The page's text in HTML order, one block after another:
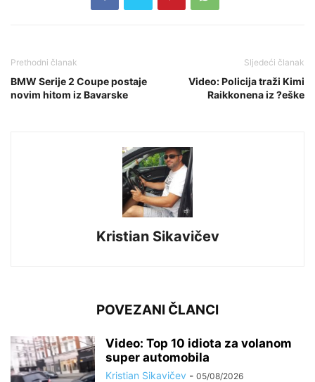
Prethodni članak
BMW Serije 2 Coupe postaje
novim hitom iz Bavarske
Sljedeći članak
Video: Policija traži Kimi
Raikkonena iz ?eške
Kristian Sikavičev
POVEZANI ČLANCI
Video: Top 10 idiota za volanom
super automobila
Kristian Sikavičev - 05/08/2026